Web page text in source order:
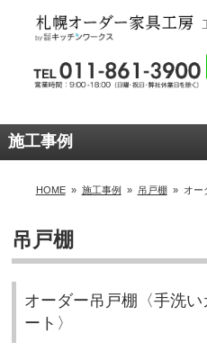
施工事例
HOME» 施工事例 » 吊戸棚» オー
吊戸棚
オーダー吊戸棚〈手洗
ート〉